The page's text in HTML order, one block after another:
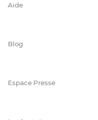
Aide
Blog
Espace Presse